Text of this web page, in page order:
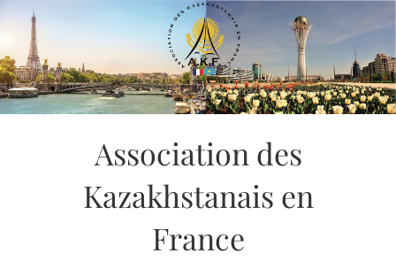
Skip
content
Association des
Kazakhstanais en
France